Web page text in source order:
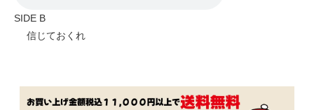
SIDE B
信じておくれ